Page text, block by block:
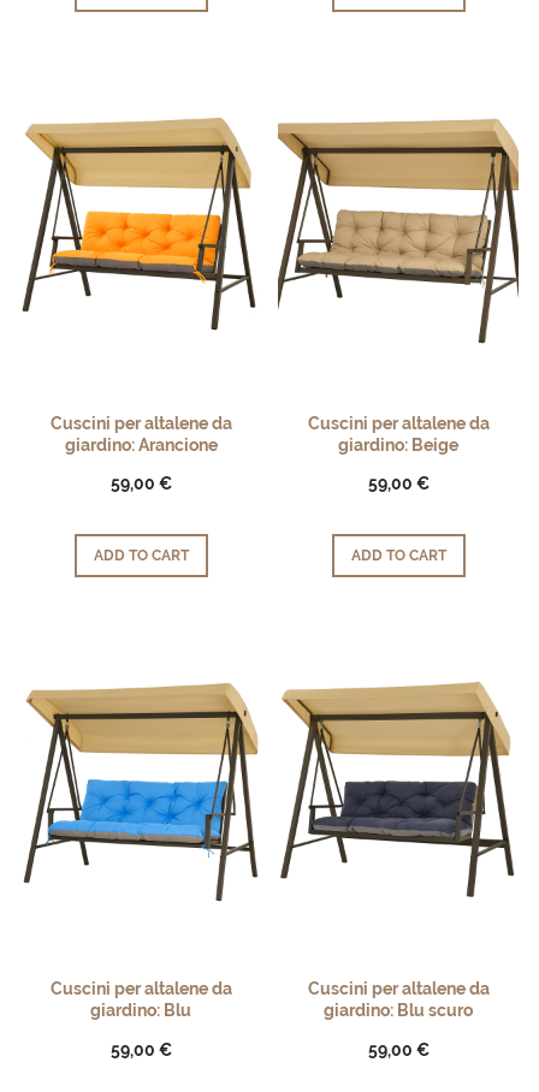
Cuscini per altalene da
giardino: Arancione
59,00 €
ADD TO CART
Cuscini per altalene da
giardino: Beige
59,00 €
ADD TO CART
Cuscini per altalene da
giardino: Blu
59,00 €
Cuscini per altalene da
giardino: Blu scuro
59,00 €